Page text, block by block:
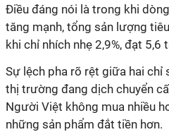
Điều đáng nói là trong khi
tăng mạnh, tổng sản lượng
khi chỉ nhích nhẹ 2,9%, đạt 5,6
Sự lệch pha rõ rệt giữa hai chỉ
thị trường đang dịch chuyển
Người Việt không mua nhiều
những sản phẩm đắt tiền hơn.